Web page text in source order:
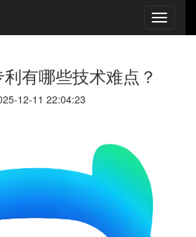
有哪些技术难点？
12-11 22:04:23